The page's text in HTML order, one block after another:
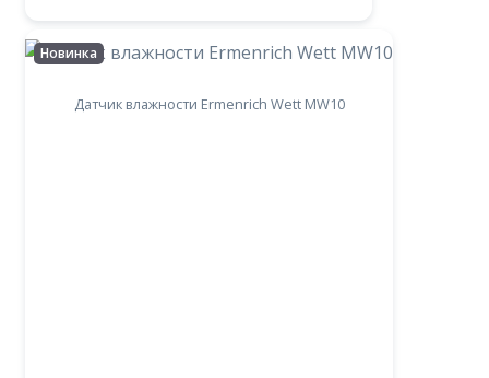
Новинка
Датчик влажности Ermenrich Wett MW10